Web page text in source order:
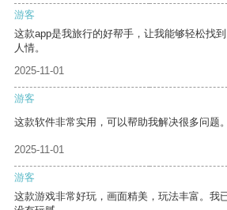
游客
这款app是我旅行的好帮手，让我能够轻松找
人情。
2025-11-01
游客
这款软件非常实用，可以帮助我解决很多问题。
2025-11-01
游客
这款游戏非常好玩，画面精美，玩法丰富。我